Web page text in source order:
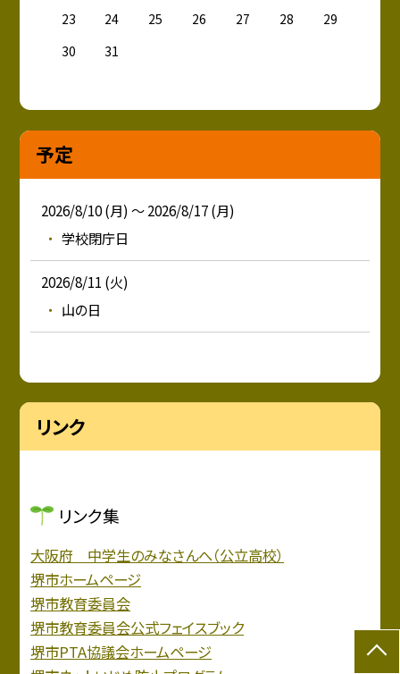
23
24 25 26 27 28
29
30
31
予定
2026/8/10 (月) ～ 2026/8/17 (月)
学校閉庁日
2026/8/11 (火)
山の日
リンク
リンク集
大阪府 中学生のみなさんへ（公立高校）
堺市ホームページ
堺市教育委員会
堺市教育委員会公式フェイスブック
堺市PTA協議会ホームページ